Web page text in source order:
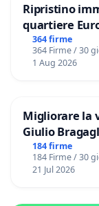
Ripristino
quartiere
364 firme
364 Firme / 30
1 Aug 2026
Migliorare la
Giulio
ROMA
184 firme
184 Firme / 30
21 Jul 2026